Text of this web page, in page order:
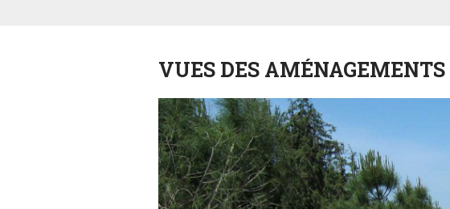
VUES DES AMÉNAGEMENTS